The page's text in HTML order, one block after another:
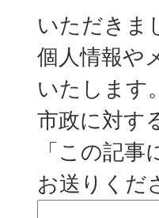
いただきま
個人情報や
いたします。
市政に対す
「この記
お送りくだ